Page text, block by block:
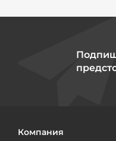
Компания